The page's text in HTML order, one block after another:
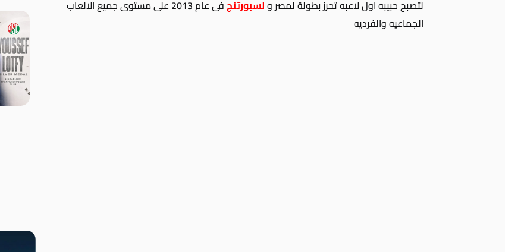
لتصبح حبيبه اول لاعبه تحرز بطولة لمصر ولسبورتنج
فى عام 2013 على مستوى جميع الالعاب
الجماعيه والفرديه